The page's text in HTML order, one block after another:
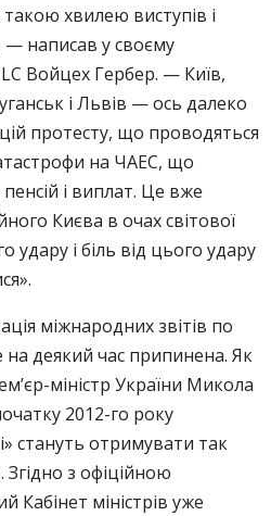
такою хвилею виступів і
— написав у своєму
Войцех Гербер. — Київ,
і Львів — ось далеко
протесту, що проводяться
на ЧАЕС, що
і виплат. Це вже
Києва в очах світової
удару і біль від цього удару
міжнародних звітів по
деякий час припинена. Як
міністр України Микола
2012-го року
стануть отримувати так
Згідно з офіційною
Кабінет міністрів уже